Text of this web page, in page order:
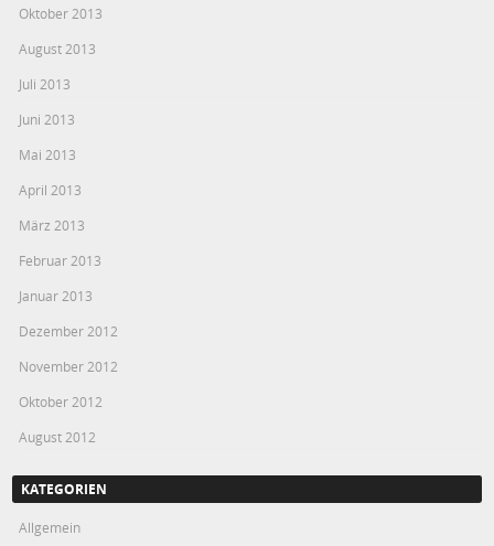
Oktober 2013
August 2013
Juli 2013
Juni 2013
Mai 2013
April 2013
März 2013
Februar 2013
Januar 2013
Dezember 2012
November 2012
Oktober 2012
August 2012
KATEGORIEN
Allgemein